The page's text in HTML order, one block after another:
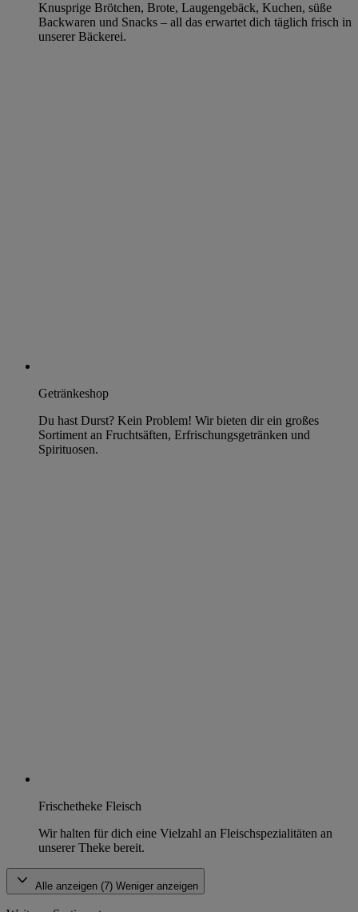
Knusprige Brötchen, Brote, Laugengebäck, Kuchen, süße
Backwaren und Snacks – all das erwartet dich täglich frisch in
unserer Bäckerei.
Getränkeshop
Du hast Durst? Kein Problem! Wir bieten dir ein großes
Sortiment an Fruchtsäften, Erfrischungsgetränken und
Spirituosen.
Frischetheke Fleisch
Wir halten für dich eine Vielzahl an Fleischspezialitäten an
unserer Theke bereit.
Alle anzeigen (7) Weniger anzeigen